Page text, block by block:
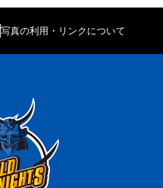
写真の利用・リンクについて